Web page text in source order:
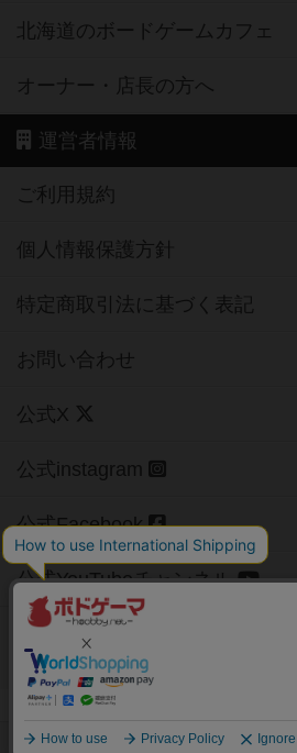
北海道のボードゲームカフェ
オーナー・店長の方へ
運営者情報
ご利用規約
個人情報保護方針
特定商取引法に基づく表記
お問い合わせ
公式X
公式instagram
公式Facebook
公式YouTubeチャンネル